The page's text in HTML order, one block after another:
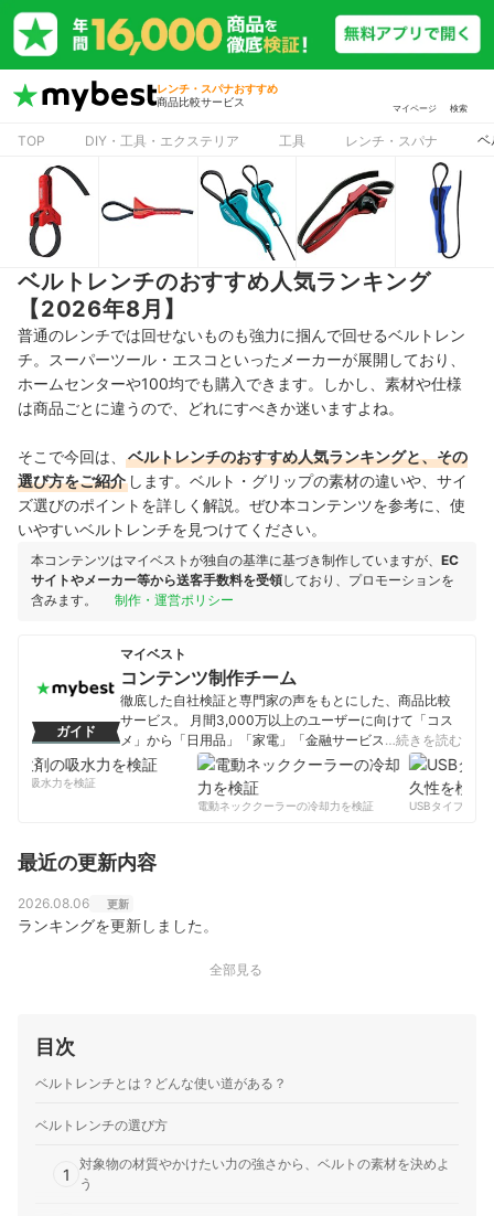
レンチ・スパナおすすめ
商品比較サービス
マイページ 検索
TOP DIY・工具・エクステリア 工具 レンチ・スパナ ベ
ベルトレンチのおすすめ人気ランキング
【2026年8月】
普通のレンチでは回せないものも強力に掴んで回せるベルトレン
チ。スーパーツール・エスコといったメーカーが展開しており、
ホームセンターや100均でも購入できます。しかし、素材や仕様
は商品ごとに違うので、どれにすべきか迷いますよね。
そこで今回は、
ベルトレンチのおすすめ人気ランキングと、その
選び方をご紹介 します。ベルト・グリップの素材の違いや、サイ
ズ選びのポイントを詳しく解説。ぜひ本コンテンツを参考に、使
いやすいベルトレンチを見つけてください。
本コンテンツはマイベストが独自の基準に基づき制作していますが、 EC
サイトやメーカー等から送客手数料を受領しており、プロモーションを
含みます。
制作・運営ポリシー
ガイド
マイベスト
コンテンツ制作チーム
徹底した自社検証と専門家の声をもとにした、商品比較
サービス。 月間3,000万以上のユーザーに向けて「コス
メ」から「日用品」「家電」「金融サービス」まで、ベ
ストな商品を選んでもらうために、毎日コンテンツを制
コンテンツ制作チームのプロフィール
…続きを読む
の吸水力を検証
電動ネッククーラーの冷却力を検証
USBタイプCケー
最近の更新内容
2026.08.06 更新
ランキングを更新しました。
全部見る
目次
ベルトレンチとは？どんな使い道がある？
ベルトレンチの選び方
1
対象物の材質やかけたい力の強さから、ベルトの素材を決めよ
う